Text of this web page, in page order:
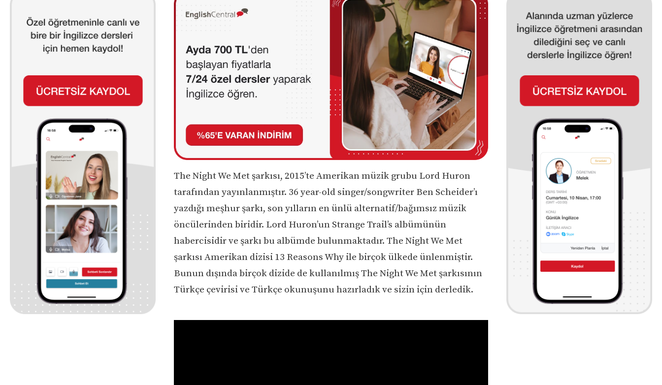
The Night We Met şarkısı, 2015’te Amerikan müzik grubu Lord Huron
tarafından yayınlanmıştır. 36 year-old singer/songwriter Ben Scheider’ı
yazdığı meşhur şarkı, son yılların en ünlü alternatif/bağımsız müzik
öncülerinden biridir. Lord Huron’un Strange Trail’s albümünün
habercisidir ve şarkı bu albümde bulunmaktadır. The Night We Met
şarkısı Amerikan dizisi 13 Reasons Why ile birçok ülkede ünlenmiştir.
Bunun dışında birçok dizide de kullanılmış The Night We Met şarkısının
Türkçe çevirisi ve Türkçe okunuşunu hazırladık ve sizin için derledik.